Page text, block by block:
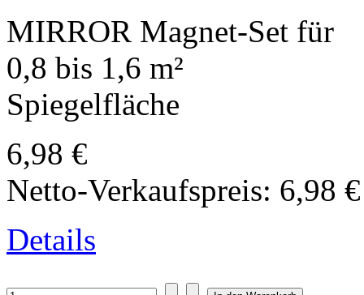
MIRROR Magnet-Set für
0,8 bis 1,6 m²
Spiegelfläche
6,98 €
Netto-Verkaufspreis: 6,98 €
Details